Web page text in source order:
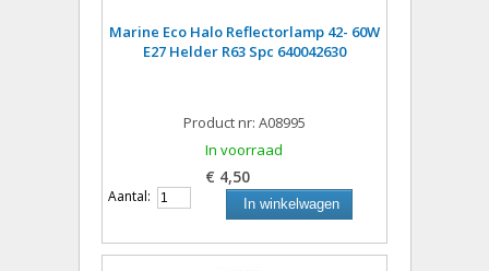
Marine Eco Halo Reflectorlamp 42- 60W
E27 Helder R63 Spc 640042630
Product nr: A08995
In voorraad
€ 4,50
Aantal: In winkelwagen